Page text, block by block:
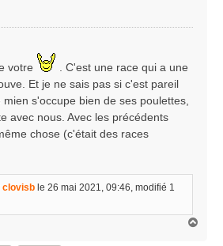
votre
. C'est une race qui a une
Et je ne sais pas si c'est pareil
s'occupe bien de ses poulettes,
avec nous. Avec les précédents
chose (c'était des races
clovisb le 26 mai 2021, 09:46, modifié 1